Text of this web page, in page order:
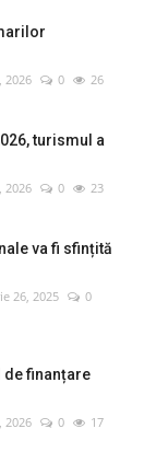
2026 0 26
turismul a
2026 0 23
va fi sfințită
26, 2025
0
de finanțare
2026 0 17